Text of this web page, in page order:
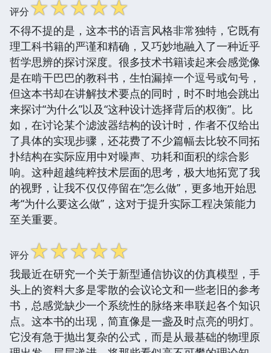
评分☆☆☆☆☆
不得不提的是，这本书的语言风格非常独特，它既有
理工科书籍的严谨和精确，又巧妙地融入了一种近乎
哲学思辨的探讨深度。很多技术书籍读起来会感觉像
是在啃干巴巴的教科书，生怕漏掉一个逗号或句号，
但这本书却在讲解技术要点的同时，时不时地会跳出
来探讨“为什么”以及“这种设计选择背后的权衡”。比
如，在讨论某个滤波器结构的设计时，作者不仅给出
了具体的实现步骤，还花费了不少篇幅去比较不同拓
扑结构在实际应用中对噪声、功耗和面积的综合影
响。这种超越纯粹技术层面的思考，极大地拓宽了我
的视野，让我不仅仅停留在“怎么做”，更多地开始思
考“为什么要这么做”，这对于提升实际工程决策能力
至关重要。
评分☆☆☆☆☆
我最近在研究一个关于新型通信协议的仿真模型，手
头上的资料大多是零散的会议论文和一些老旧的参考
书，总感觉缺少一个系统性的脉络来串联起各个知识
点。这本书的出现，简直像是一盏及时点亮的明灯。
它没有急于抛出复杂的公式，而是从最基础的物理原